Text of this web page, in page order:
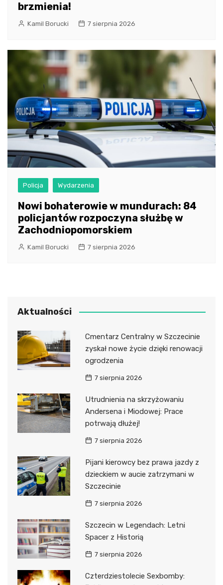
brzmienia!
Kamil Borucki 7 sierpnia 2026
Policja Wydarzenia
Nowi bohaterowie w mundurach: 84
policjantów rozpoczyna służbę w
Zachodniopomorskiem
Kamil Borucki 7 sierpnia 2026
Aktualności
Cmentarz Centralny w Szczecinie
zyskał nowe życie dzięki renowacji
ogrodzenia
7 sierpnia 2026
Utrudnienia na skrzyżowaniu
Andersena i Miodowej: Prace
potrwają dłużej!
7 sierpnia 2026
Pijani kierowcy bez prawa jazdy z
dzieckiem w aucie zatrzymani w
Szczecinie
7 sierpnia 2026
Szczecin w Legendach: Letni
Spacer z Historią
7 sierpnia 2026
Czterdziestolecie Sexbomby: